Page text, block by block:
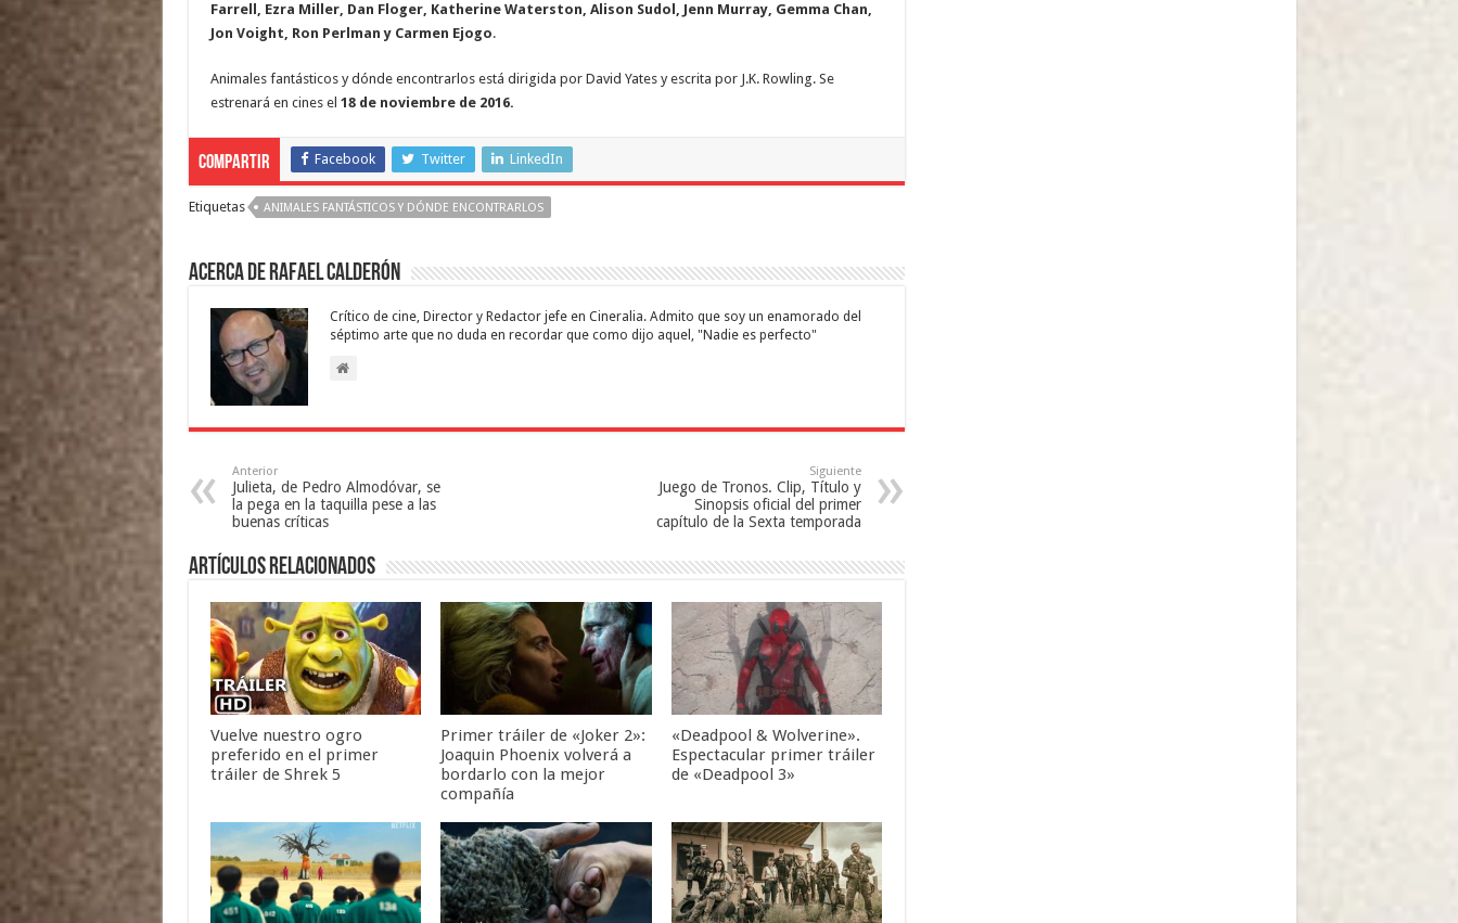
Farrell, Ezra Miller, Dan Floger, Katherine Waterston, Alison Sudol, Jenn Murray, Gemma Chan,
Jon Voight, Ron Perlman y Carmen Ejogo.
Animales fantásticos y dónde encontrarlos está dirigida por David Yates y escrita por J.K. Rowling. Se
estrenará en cines el 18 de noviembre de 2016.
Compartir Facebook Twitter LinkedIn
Etiquetas ANIMALES FANTÁSTICOS Y DÓNDE ENCONTRARLOS
Acerca de Rafael Calderón
Crítico de cine, Director y Redactor jefe en Cineralia. Admito que soy un enamorado del
séptimo arte que no duda en recordar que como dijo aquel, "Nadie es perfecto"
Anterior
Julieta, de Pedro Almodóvar, se
la pega en la taquilla pese a las
buenas críticas
Siguiente
Juego de Tronos. Clip, Título y
Sinopsis oficial del primer
capítulo de la Sexta temporada
Artículos relacionados
Vuelve nuestro ogro
preferido en el primer
tráiler de Shrek 5
Primer tráiler de «Joker 2»:
Joaquin Phoenix volverá a
bordarlo con la mejor
compañía
«Deadpool & Wolverine».
Espectacular primer tráiler
de «Deadpool 3»